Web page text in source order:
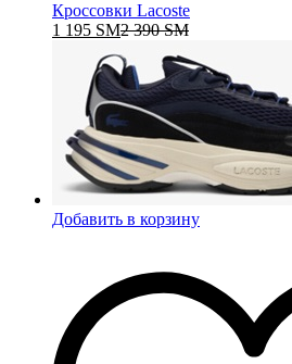
Кроссовки Lacoste
1 195 ЅМ2 390ЅМ
Добавить в корзину